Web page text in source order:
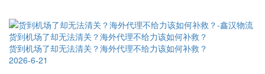
货到机场了却无法清关？海外代理不给力该如何补救？
货到机场了却无法清关？海外代理不给力该如何补救？
2026-6-21